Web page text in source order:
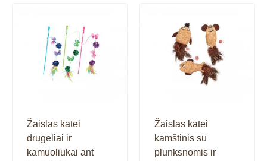
Žaislas katei
drugeliai ir
kamuoliukai ant
Žaislas katei
kamštinis su
plunksnomis ir